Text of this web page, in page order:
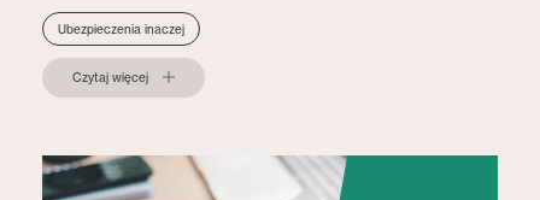
Ubezpieczenia inaczej
Czytaj więcej